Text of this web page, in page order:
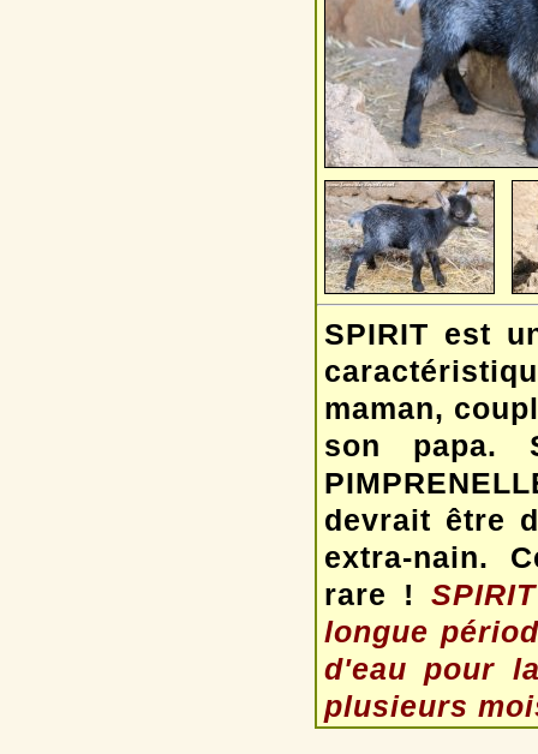
SPIRIT est
maman,
son papa.
devrait être
extra-nain.
rare !
longue
d'eau pour
plusieurs